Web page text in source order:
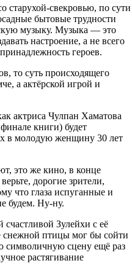
старухой-свекровью, по сути
бытовые трудности
музыку. Музыка — это
настроение, а не всего
героев.
то суть происходящего
а актёрской игрой и
актриса Чулпан Хаматова
книги) будет
в молодую женщину 30 лет
это же кино, в конце
дорогие зрители,
что глаза испуганные и
будем. Ну-ну.
Зулейхи с её
птицы мог бы сойти
символичную сцену ещё раз
растягивание